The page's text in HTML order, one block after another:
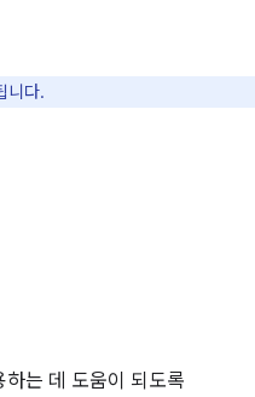
니다.
는 데 도움이 되도록